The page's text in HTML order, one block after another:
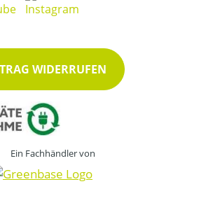
WIDERRUFEN
Ein Fachhändler von